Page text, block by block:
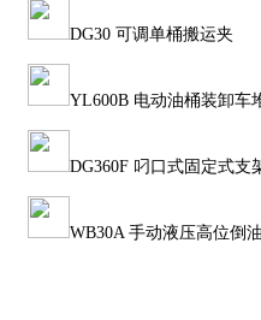
DG30 可调单桶搬运夹
YL600B 电动油桶装卸
DG360F 叼口式固定式
WB30A 手动液压高位倒